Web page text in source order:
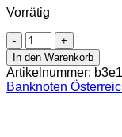
Vorrätig
Österreichisch-
ungarische
Bank
-
20
In den Warenkorb
Artikelnummer:
Banknoten